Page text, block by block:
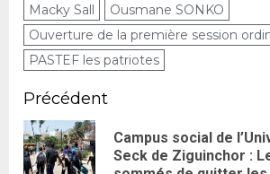
Macky Sall
Ousmane SONKO
Ouverture de la première session
PASTEF les patriotes
Précédent
Campus social de
Seck de Ziguinchor :